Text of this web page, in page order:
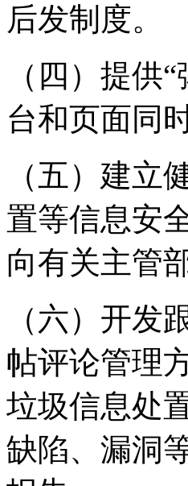
后发制度。
（四）提供
台和页面同
（五）建立
置等信息安
向有关主管
（六）开发
帖评论管理
垃圾信息处
缺陷、漏洞